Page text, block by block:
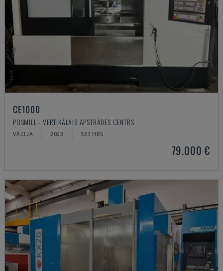
CE1000
POSMILL - VERTIKĀLAIS APSTRĀDES CENTRS
VĀCIJA 2023 533 HRS
79.000 €